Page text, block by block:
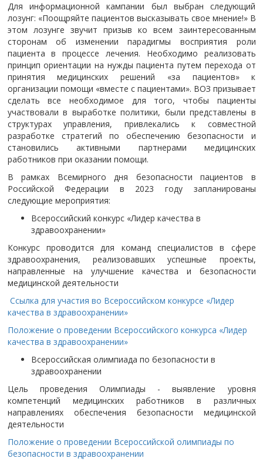
Для информационной кампании был выбран следующий
лозунг: «Поощряйте пациентов высказывать свое мнение!» В
этом лозунге звучит призыв ко всем заинтересованным
сторонам об изменении парадигмы восприятия роли
пациента в процессе лечения. Необходимо реализовать
принцип ориентации на нужды пациента путем перехода от
принятия медицинских решений «за пациентов» к
организации помощи «вместе с пациентами». ВОЗ призывает
сделать все необходимое для того, чтобы пациенты
участвовали в выработке политики, были представлены в
структурах управления, привлекались к совместной
разработке стратегий по обеспечению безопасности и
становились активными партнерами медицинских
работников при оказании помощи.
В рамках Всемирного дня безопасности пациентов в
Российской Федерации в 2023 году запланированы
следующие мероприятия:
Всероссийский конкурс «Лидер качества в
здравоохранении»
Конкурс проводится для команд специалистов в сфере
здравоохранения, реализовавших успешные проекты,
направленные на улучшение качества и безопасности
медицинской деятельности
Ссылка для участия во Всероссийском конкурсе «Лидер
качества в здравоохранении»
Положение о проведении Всероссийского конкурса «Лидер
качества в здравоохранении»
Всероссийская олимпиада по безопасности в
здравоохранении
Цель проведения Олимпиады - выявление уровня
компетенций медицинских работников в различных
направлениях обеспечения безопасности медицинской
деятельности
Положение о проведении Всероссийской олимпиады по
безопасности в здравоохранении